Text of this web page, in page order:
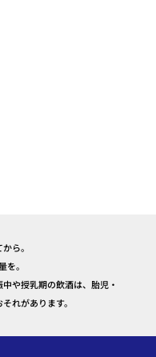
ら。
を。
や授乳期の飲酒は、胎児・
れがあります。